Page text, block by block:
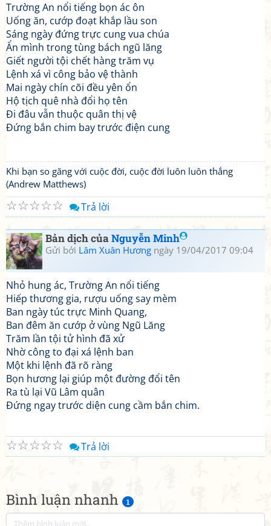
Bình luận nhanh 1
Trường An nổi tiếng bọn ác ôn
Uống ăn, cướp đoạt khắp lầu son
Sáng ngày đứng trực cung vua chúa
Ẩn mình trong tùng bách ngũ lăng
Giết người tội chết hàng trăm vụ
Lệnh xá vì công bảo vệ thành
Mai ngày chín cõi đều yên ổn
Hộ tịch quê nhà đổi họ tên
Đi đâu vẫn thuộc quân thị vệ
Đứng bắn chim bay trước điện cung
Khi bạn so găng với cuộc đời, cuộc đời luôn luôn thắng
(Andrew Matthews)
☆
☆
☆
☆
☆ Trả lời
Bản dịch củaNguyễn Minh
Gửi bởi Lâm Xuân Hương ngày 19/04/2017 09:04
Nhỏ hung ác, Trường An nổi tiếng
Hiếp thương gia, rượu uống say mèm
Ban ngày túc trực Minh Quang,
Ban đêm ăn cướp ở vùng Ngũ Lăng
Trăm lần tội tử hình đã xử
Nhờ công to đại xá lệnh ban
Một khi lệnh đã rõ ràng
Bọn hương lại giúp một đường đổi tên
Ra tù lại Vũ Lâm quân
Đứng ngay trước diện cung cầm bắn chim.
☆
☆
☆
☆
☆ Trả lời